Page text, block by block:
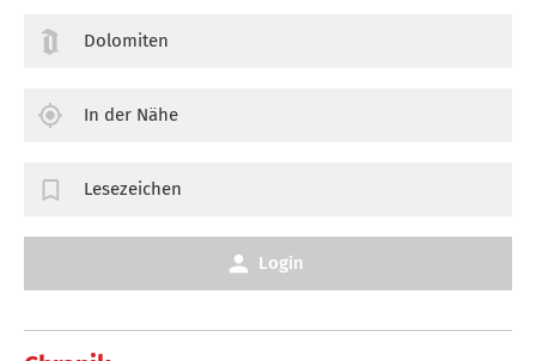
Dolomiten
In der Nähe
Lesezeichen
Login